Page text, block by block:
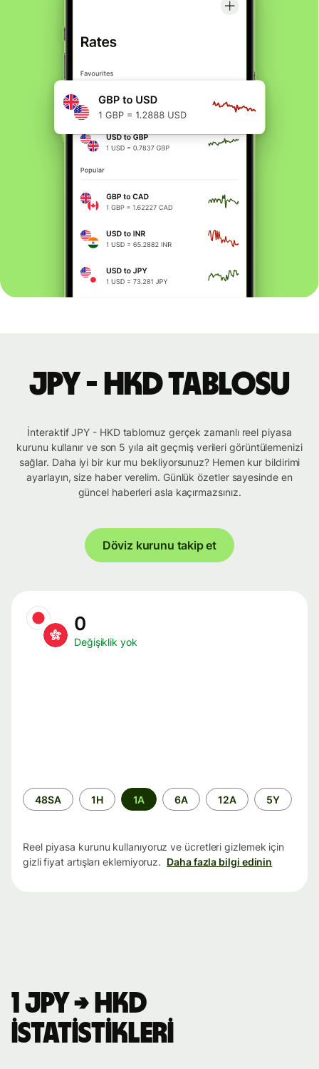
JPY - HKD tablosu
İnteraktif JPY - HKD tablomuz gerçek zamanlı reel piyasa
kurunu kullanır ve son 5 yıla ait geçmiş verileri görüntülemenizi
sağlar. Daha iyi bir kur mu bekliyorsunuz? Hemen kur bildirimi
ayarlayın, size haber verelim. Günlük özetler sayesinde en
güncel haberleri asla kaçırmazsınız.
Döviz kurunu takip et
0
Değişiklik yok
Zaman
aralığı
48SA 1H 1A 6A 12A 5Y
Reel piyasa kurunu kullanıyoruz ve ücretleri gizlemek için
gizli fiyat artışları eklemiyoruz. Daha fazla bilgi edinin
1 JPY → HKD
istatistikleri